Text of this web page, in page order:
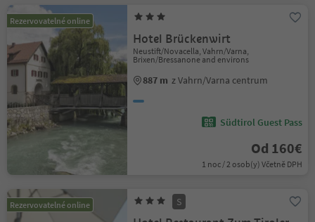
Rezervovatelné online
Hotel Brückenwirt
Neustift/Novacella, Vahrn/Varna,
Brixen/Bressanone and environs
887 m z Vahrn/Varna centrum
Südtirol Guest Pass
Od 160€
1 noc / 2 osob(y) Včetně DPH
Rezervovatelné online S